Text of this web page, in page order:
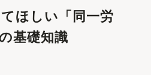
ほしい「同一労
基礎知識